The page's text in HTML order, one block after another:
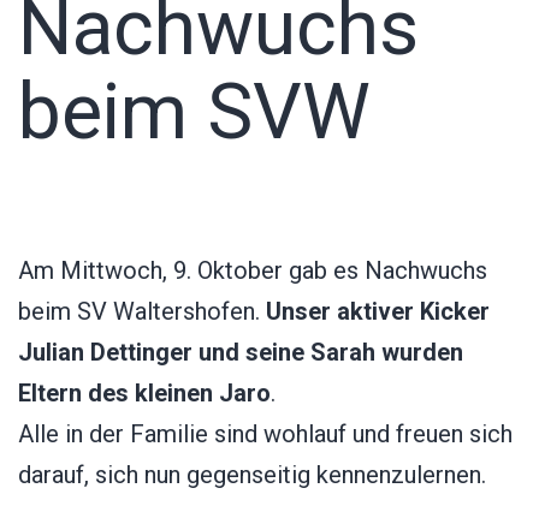
Nachwuchs
beim SVW
Am Mittwoch, 9. Oktober gab es Nachwuchs
beim SV Waltershofen. Unser aktiver Kicker
Julian Dettinger und seine Sarah wurden
Eltern des kleinen Jaro.
Alle in der Familie sind wohlauf und freuen sich
darauf, sich nun gegenseitig kennenzulernen.